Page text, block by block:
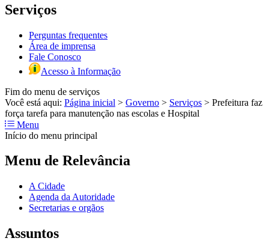
Serviços
Perguntas frequentes
Área de imprensa
Fale Conosco
Acesso à Informação
Fim do menu de serviços
Você está aqui: Página inicial > Governo > Serviços > Prefeitura faz
força tarefa para manutenção nas escolas e Hospital
Menu
Início do menu principal
Menu de Relevância
A Cidade
Agenda da Autoridade
Secretarias e orgãos
Assuntos